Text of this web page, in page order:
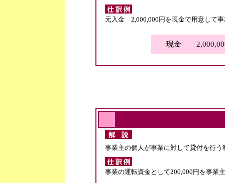
元入金 2,000,000円を現金で用意して
現金
事業主の個人が事業に対して貸付を行う
事業の運転資金として200,000円を事業